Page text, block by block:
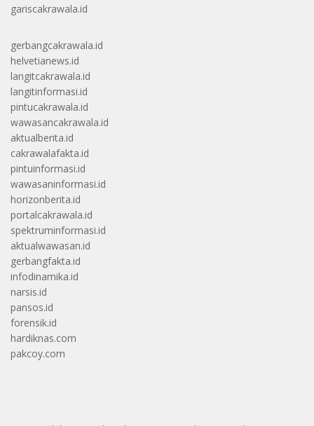
gariscakrawala.id
gerbangcakrawala.id
helvetianews.id
langitcakrawala.id
langitinformasi.id
pintucakrawala.id
wawasancakrawala.id
aktualberita.id
cakrawalafakta.id
pintuinformasi.id
wawasaninformasi.id
horizonberita.id
portalcakrawala.id
spektruminformasi.id
aktualwawasan.id
gerbangfakta.id
infodinamika.id
narsis.id
pansos.id
forensik.id
hardiknas.com
pakcoy.com